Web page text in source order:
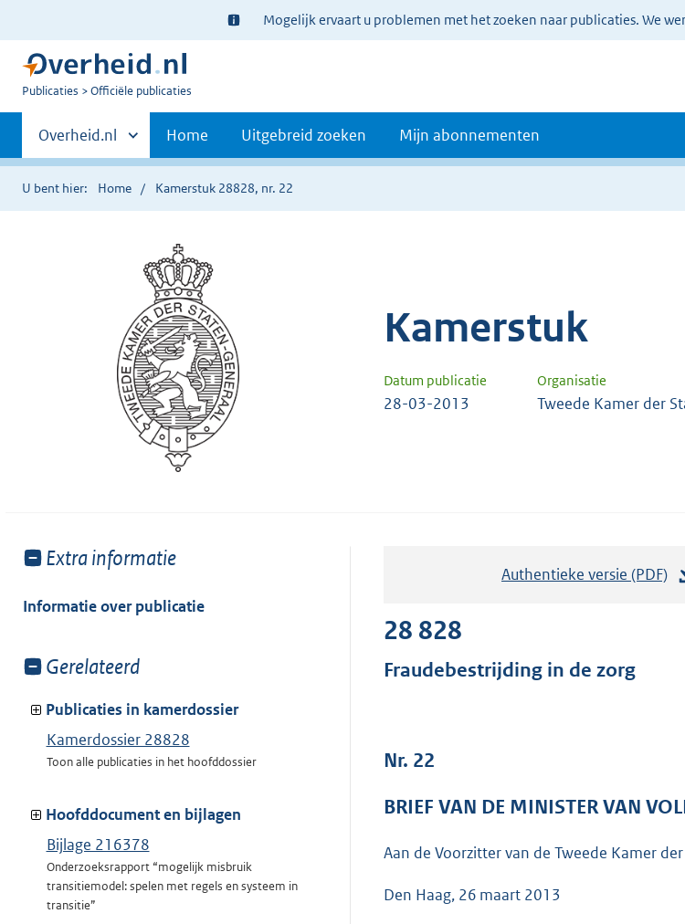
Ter
informatie:
Mogelijk ervaart u problemen met het zoeken naar publicaties. We
U
Publicaties Officiële publicaties
Primaire
navigatie
Andere
sites
binnen
Overheid.nl Home Uitgebreid zoeken Mijn abonnementen
U bent hier: Home Kamerstuk 28828, nr. 22
Kamerstuk
Datum publicatie Organisatie
28-03-2013 Tweede Kamer der
Toon
van:
Extra informatie
Informatie over publicatie
Toon
van:
Gerelateerd
Publicaties in kamerdossier
Kamerdossier 28828
Toon alle publicaties in het hoofddossier
Hoofddocument en bijlagen
Bijlage 216378
Onderzoeksrapport “mogelijk misbruik
transitiemodel: spelen met regels en systeem in
transitie”
Authentieke versie (PDF)
r
o
28 828
Fraudebestrijding in de zorg
Nr. 22
BRIEF VAN DE MINISTER VAN
Aan de Voorzitter van de Tweede Kamer
Den Haag, 26 maart 2013